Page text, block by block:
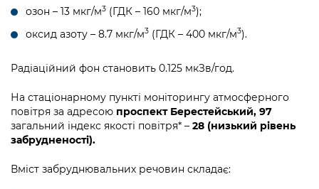
озон – 13 мкг/м3 (ГДК – 160 мкг/м3);
оксид азоту – 8.7 мкг/м3 (ГДК – 400 мкг/м3).
Радіаційний фон становить 0.125 мкЗв/год.
На стаціонарному пункті моніторингу атмосферного
повітря за адресою проспект Берестейський, 97
загальний індекс якості повітря* – 28 (низький рівень
забрудненості).
Вміст забруднювальних речовин складає: